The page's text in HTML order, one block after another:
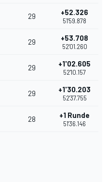
29 +52.326
51'59.878
29 +53.708
52'01.260
29 +1'02.605
52'10.157
29 +1'30.203
52'37.755
28 +1 Runde
51'36.146